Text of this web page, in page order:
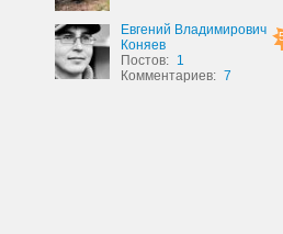
Евгений Владимирович
Коняев
Постов: 1
Комментариев: 7